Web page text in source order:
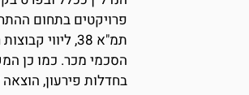
פרויקטים בתחום
תמ"א 38, ליווי
הסכמי מכר. כמו כן
בחדלות פירעון,